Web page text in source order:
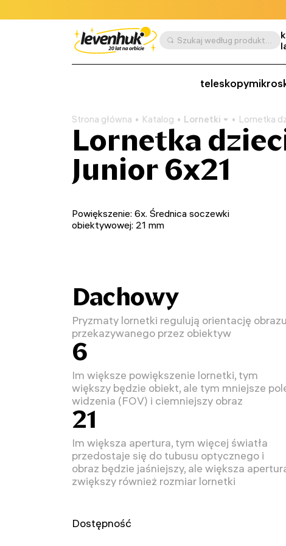
Szukaj według produktu, SKU, kategorii itp.
teleskopy
Strona główna Katalog Lornetki Lornetka
Lornetka
Junior 6x21
Powiększenie: 6х. Średnica soczewki
obiektywowej: 21 mm
Dachowy
Pryzmaty lornetki regulują orientację obrazu
przekazywanego przez obiektyw
6
Im większe powiększenie lornetki, tym
większy będzie obiekt, ale tym mniejsze
widzenia (FOV) i ciemniejszy obraz
21
Im większa apertura, tym więcej światła
przedostaje się do tubusu optycznego i
obraz będzie jaśniejszy, ale większa
zwiększy również rozmiar lornetki
Dostępność